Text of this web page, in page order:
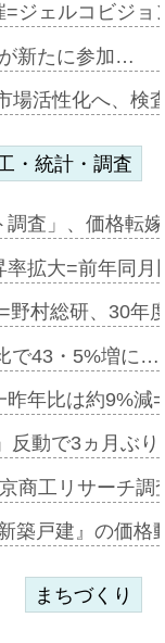
=ジェルコビジ
新たに参加…
場活性化へ、検
・統計・調査
調査」、価格転
率拡大=前年同
野村総研、30年
で43・5%増に…
昨年比は約9%
反動で3ヵ月ぶ
商工リサーチ
築戸建』の価
まちづくり